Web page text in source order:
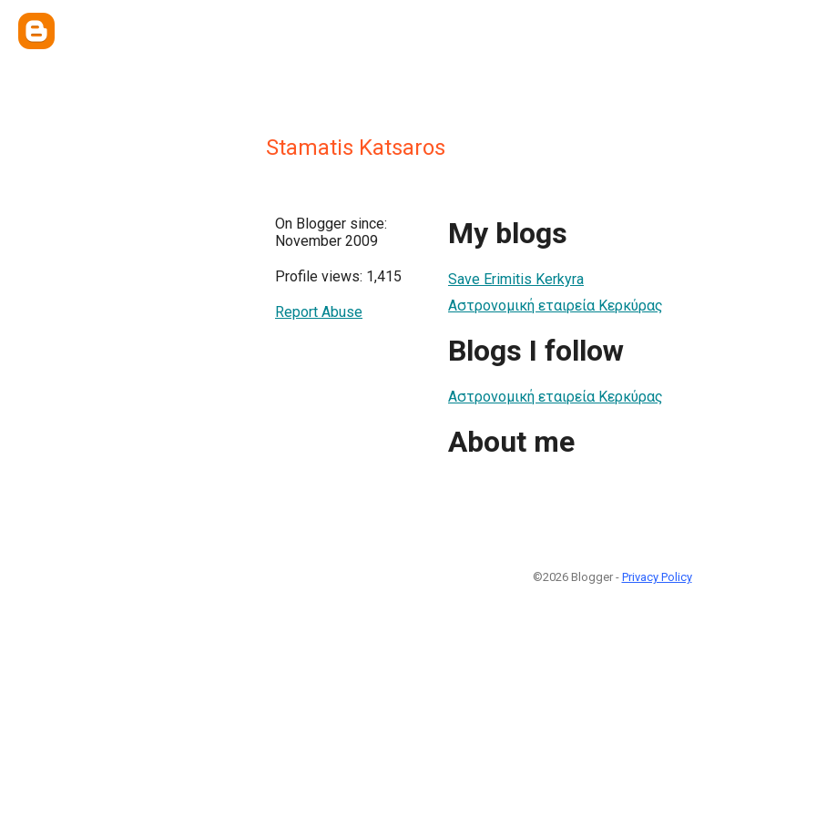
Stamatis Katsaros
On Blogger since:
November 2009
Profile views: 1,415
Report Abuse
My blogs
Save Erimitis Kerkyra
Αστρονομική εταιρεία Κερκύρας
Blogs I follow
Αστρονομική εταιρεία Κερκύρας
About me
©2026 Blogger - Privacy Policy